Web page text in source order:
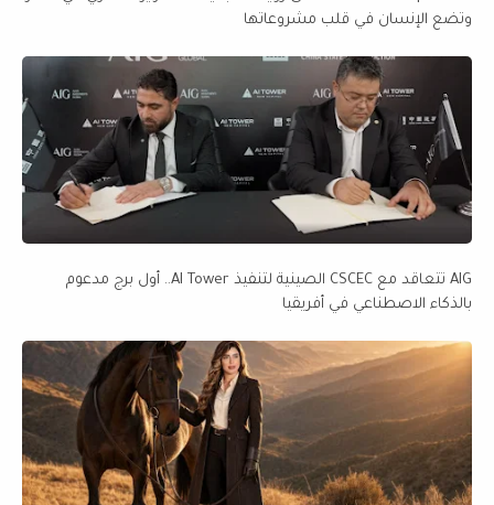
وتضع الإنسان في قلب مشروعاتها
AIG تتعاقد مع CSCEC الصينية لتنفيذ AI Tower.. أول برج مدعوم
بالذكاء الاصطناعي في أفريقيا